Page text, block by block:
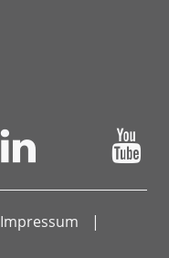
Impressum